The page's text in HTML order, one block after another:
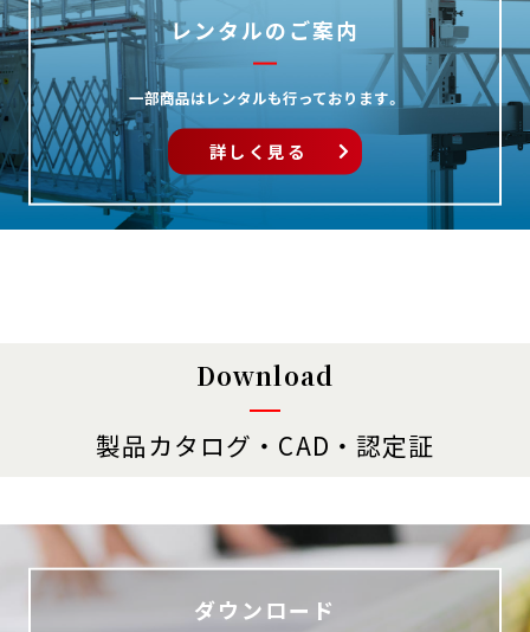
レンタルのご案内
一部商品はレンタルも行っております。
詳しく見る
Download
製品カタログ・CAD・認定証
ダウンロード